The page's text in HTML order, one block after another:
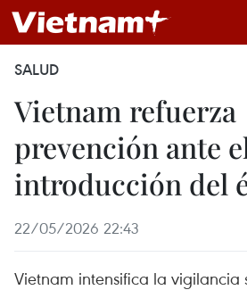
SALUD
Vietnam refuerza
prevención ante
introducción del
22/05/2026 22:43
Vietnam intensifica la vigilancia